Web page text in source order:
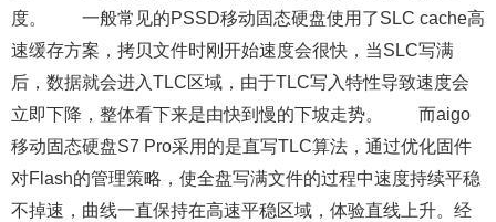
度。 一般常见的PSSD移动固态硬盘使用了SLC cache高
速缓存方案，拷贝文件时刚开始速度会很快，当SLC写满
后，数据就会进入TLC区域，由于TLC写入特性导致速度会
立即下降，整体看下来是由快到慢的下坡走势。 而aigo
移动固态硬盘S7 Pro采用的是直写TLC算法，通过优化固件
对Flash的管理策略，使全盘写满文件的过程中速度持续平稳
不掉速，曲线一直保持在高速平稳区域，体验直线上升。经